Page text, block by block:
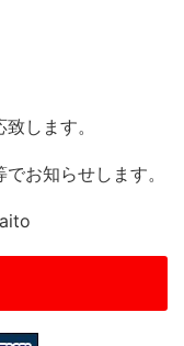
します。
お知らせします。